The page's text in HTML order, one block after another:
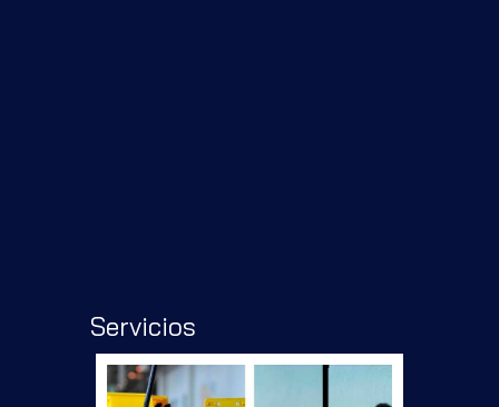
Servicios